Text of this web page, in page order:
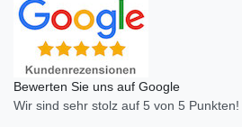
Bewerten Sie uns auf Google
Wir sind sehr stolz auf 5 von 5 Punkten!